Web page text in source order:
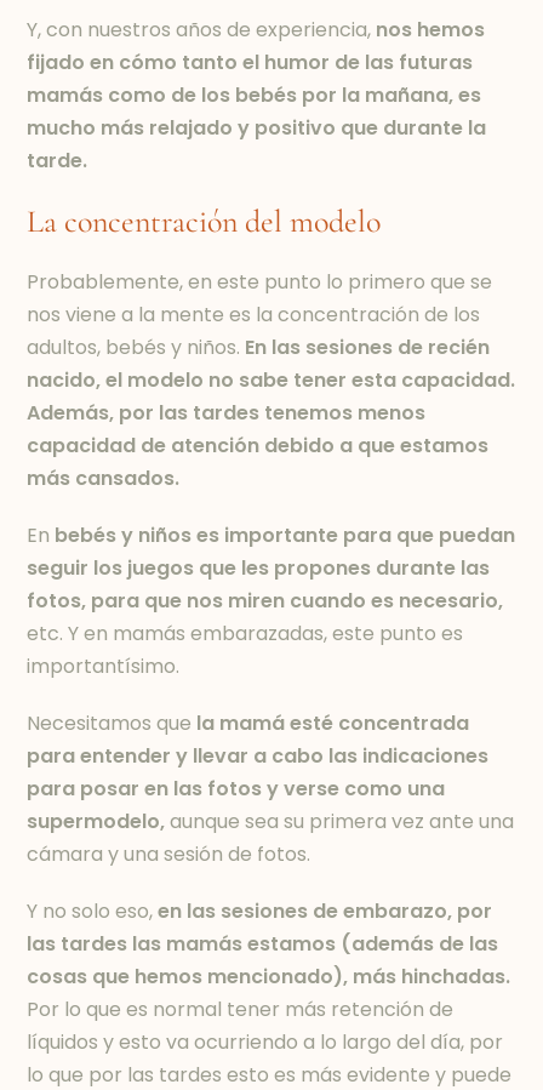
Y, con nuestros años de experiencia, nos hemos
fijado en cómo tanto el humor de las futuras
mamás como de los bebés por la mañana, es
mucho más relajado y positivo que durante la
tarde.
La concentración del modelo
Probablemente, en este punto lo primero que se
nos viene a la mente es la concentración de los
adultos, bebés y niños. En las sesiones de recién
nacido, el modelo no sabe tener esta capacidad.
Además, por las tardes tenemos menos
capacidad de atención debido a que estamos
más cansados.
En bebés y niños es importante para que puedan
seguir los juegos que les propones durante las
fotos, para que nos miren cuando es necesario,
etc. Y en mamás embarazadas, este punto es
importantísimo.
Necesitamos que la mamá esté concentrada
para entender y llevar a cabo las indicaciones
para posar en las fotos y verse como una
supermodelo,aunque sea su primera vez ante una
cámara y una sesión de fotos.
Y no solo eso,en las sesiones de embarazo, por
las tardes las mamás estamos (además de las
cosas que hemos mencionado), más hinchadas.
Por lo que es normal tener más retención de
líquidos y esto va ocurriendo a lo largo del día, por
lo que por las tardes esto es más evidente y puede